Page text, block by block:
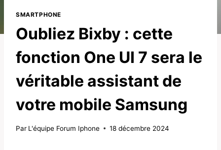
SMARTPHONE
Oubliez Bixby : cette
fonction One UI 7 sera le
véritable assistant de
votre mobile Samsung
Par L'équipe Forum Iphone 18 décembre 2024